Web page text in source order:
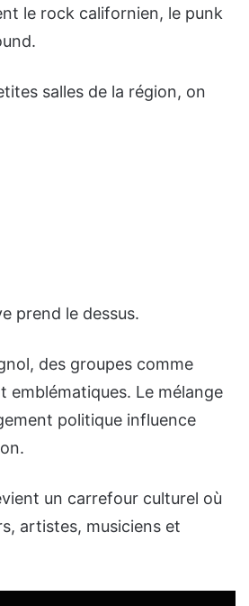
le rock californien, le punk
salles de la région, on
prend le dessus.
des groupes comme
emblématiques. Le mélange
politique influence
un carrefour culturel où
artistes, musiciens et